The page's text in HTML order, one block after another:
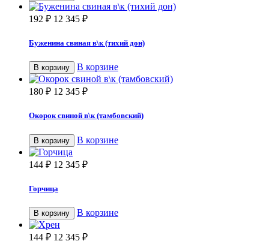
192 ₽ 12 345 ₽
Буженина свиная в\к (тихий дон)
В корзину В корзине
180 ₽ 12 345 ₽
Окорок свиной в\к (тамбовский)
В корзину В корзине
144 ₽ 12 345 ₽
Горчица
В корзину В корзине
144 ₽ 12 345 ₽